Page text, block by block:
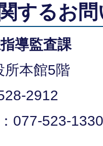
するお
導監査課
所本館5階
2912
077-523-1330